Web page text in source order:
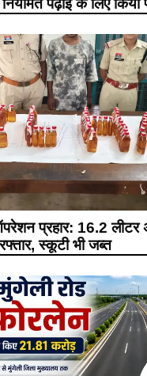
पढ़ाई के लिए किया
प्रहार: 16.2
स्कूटी भी जब्त